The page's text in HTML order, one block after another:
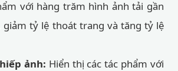
với hàng trăm hình ảnh tải gần
tỷ lệ thoát trang và tăng tỷ lệ
ảnh: Hiển thị các tác phẩm với